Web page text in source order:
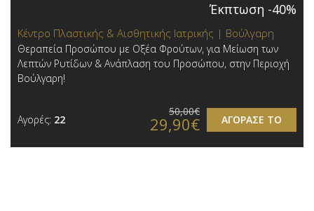
Έκπτωση -40%
Κέντρο Πλαστικής & Αισθητικής Ιατρικής | Βούλγαρη
Θεραπεία Προσώπου με Οξέα Φρούτων, για Μείωση των
Λεπτών Ρυτίδων & Ανάπλαση του Προσώπου, στην Περιοχή
Βούλγαρη!
Αγορές: 22 ΑΓΟΡΑΣΕ ΤΟ
50,00€
29,90€